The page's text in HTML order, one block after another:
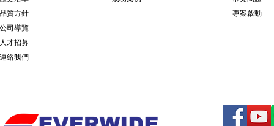
品質方針
公司導覽
人才招募
連絡我們
專案啟動